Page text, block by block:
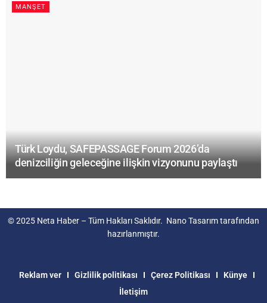
MANŞET
Türk Loydu, SAFEPASSAGE Forum 2026’da
denizciliğin geleceğine ilişkin vizyonunu paylaştı
© 2025 Neta Haber – Tüm Hakları Saklıdır. Nano Tasarımtarafından
hazırlanmıştır.
Reklam ver Gizlilik politikası Çerez Politikası
Künye
İletişim